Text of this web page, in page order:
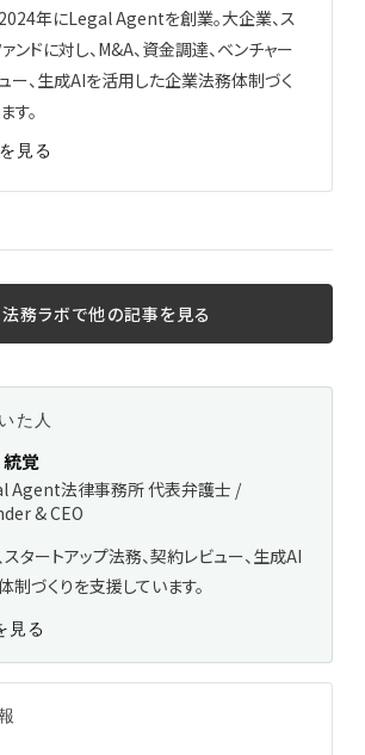
年にLegal Agentを創業。大企業、ス
ンドに対し、M&A、資金調達、ベンチャー
ー、生成AIを活用した企業法務体制づく
す。
見る
務ラボで他の記事を見る
た人
覚
Agent法律事務所 代表弁護士 /
& CEO
タートアップ法務、契約レビュー、生成AI
制づくりを支援しています。
見る